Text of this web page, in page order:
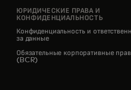
ЮРИДИЧЕСКИЕ ПРАВА И
КОНФИДЕНЦИАЛЬНОСТЬ
Конфиденциальность и
за данные
Обязательные корпоративные
(BCR)